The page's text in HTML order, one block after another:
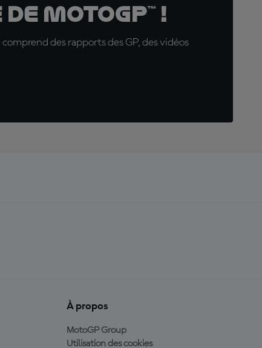
MotoGP™ !
des rapports des GP, des vidéos
À propos
MotoGP Group
Utilisation des cookies